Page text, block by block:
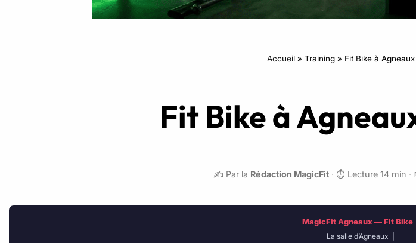
Accueil » Training » Fit Bike à
Fit Bike à
✍️ Par la Rédaction MagicFit · ⏱️ Lecture 14 min ·
MagicFit Agneaux — Fit Bike
La salle d’Agneaux